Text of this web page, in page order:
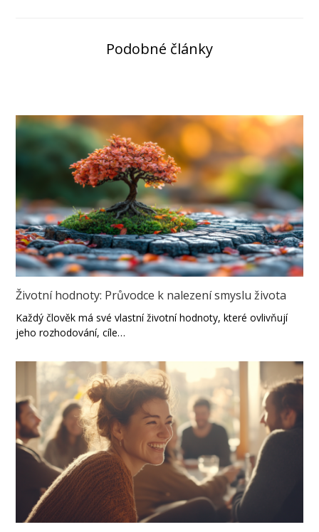
Podobné články
Životní hodnoty: Průvodce k nalezení smyslu života
Každý člověk má své vlastní životní hodnoty, které ovlivňují
jeho rozhodování, cíle…